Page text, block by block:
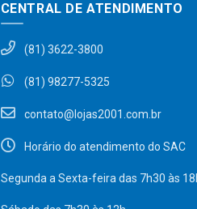
CENTRAL DE ATENDIMENTO
(81) 3622-3800
(81) 98277-5325
contato@lojas2001.com.br
Horário do atendimento do SAC
Segunda a Sexta-feira das 7h30 às